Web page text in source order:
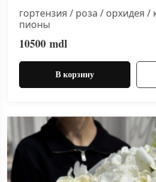
гортензия / роза / орхидея /
пионы
10500 mdl
В корзину